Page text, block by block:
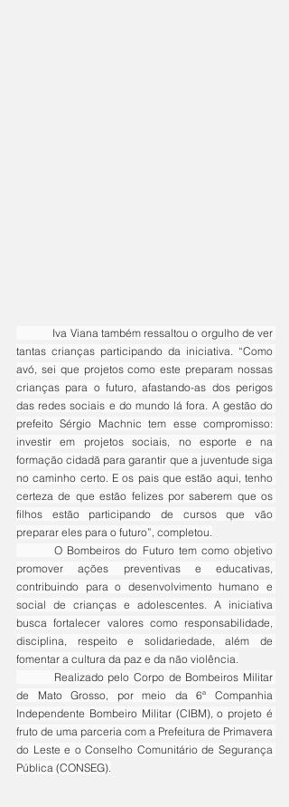
tantas crianças participando da iniciativa. “Como
avó, sei que projetos como este preparam nossas
crianças para o futuro, afastando-as dos perigos
das redes sociais e do mundo lá fora. A gestão do
prefeito Sérgio Machnic tem esse compromisso:
investir em projetos sociais, no esporte e na
formação cidadã para garantir que a juventude siga
no caminho certo. E os pais que estão aqui, tenho
certeza de que estão felizes por saberem que os
filhos estão participando de cursos que vão
preparar eles para o futuro”, completou.
	O Bombeiros do Futuro tem como objetivo
promover ações preventivas e educativas,
contribuindo para o desenvolvimento humano e
social de crianças e adolescentes. A iniciativa
busca fortalecer valores como responsabilidade,
disciplina, respeito e solidariedade, além de
fomentar a cultura da paz e da não violência.
de Mato Grosso, por meio da 6ª Companhia
Independente Bombeiro Militar (CIBM), o projeto é
fruto de uma parceria com a Prefeitura de Primavera
do Leste e o Conselho Comunitário de Segurança
Pública (CONSEG).